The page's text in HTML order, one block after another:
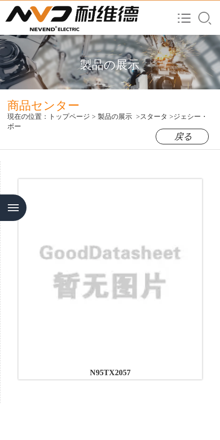
製品の展示
商品センター
現在の位置： トップページ > 製品の展示 >スタータ >ジェシー・
ボー
戻る
N95TX2057